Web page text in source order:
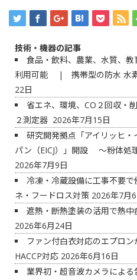
技術・機器の記事
食品・飲料、農業、水質、
利用可能 | 携帯型の防水 水
22日
省エネ、環境、CO２回収・
２測定器 2026年7月15日
研究開発拠点「アイリッヒ
パン（EICJ）」開設 ～粉体処
2026年7月9日
冷凍・冷蔵設備に工事不要
ネ・フードロス対策 2026年7月
遮熱・断熱塗装の活用で熱
2026年6月24日
ファン付白衣対応のエプロ
HACCP対応 2026年6月16日
業界初・超音波カメラによ